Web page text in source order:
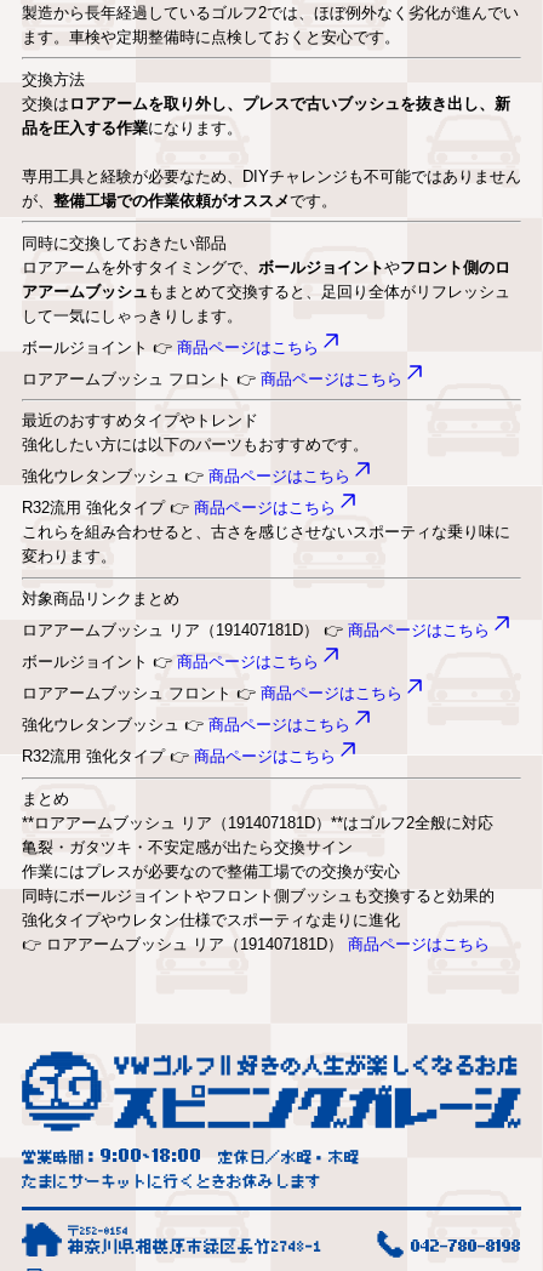
製造から長年経過しているゴルフ2では、ほぼ例外なく劣化が進んでい
ます。車検や定期整備時に点検しておくと安心です。
交換方法
交換は ロアアームを取り外し、プレスで古いブッシュを抜き出し、新
品を圧入する作業になります。
専用工具と経験が必要なため、DIYチャレンジも不可能ではありません
が、 整備工場での作業依頼がオススメです。
同時に交換しておきたい部品
ロアアームを外すタイミングで、 ボールジョイントやフロント側のロ
アアームブッシュ もまとめて交換すると、足回り全体がリフレッシュ
して一気にしゃっきりします。
ボールジョイント 👉 商品ページはこちら
ロアアームブッシュ フロント 👉 商品ページはこちら
最近のおすすめタイプやトレンド
強化したい方には以下のパーツもおすすめです。
強化ウレタンブッシュ 👉 商品ページはこちら
R32流用 強化タイプ 👉 商品ページはこちら
これらを組み合わせると、古さを感じさせないスポーティな乗り味に
変わります。
対象商品リンクまとめ
ロアアームブッシュ リア（191407181D） 👉 商品ページはこちら
ボールジョイント 👉 商品ページはこちら
ロアアームブッシュ フロント 👉 商品ページはこちら
強化ウレタンブッシュ 👉 商品ページはこちら
R32流用 強化タイプ 👉 商品ページはこちら
まとめ
**ロアアームブッシュ リア（191407181D）**はゴルフ2全般に対応
亀裂・ガタツキ・不安定感が出たら交換サイン
作業にはプレスが必要なので整備工場での交換が安心
同時にボールジョイントやフロント側ブッシュも交換すると効果的
強化タイプやウレタン仕様でスポーティな走りに進化
👉 ロアアームブッシュ リア（191407181D） 商品ページはこちら
営業時間： 9:00~18:00
定休日／水曜・木曜
たまにサーキットに行くときお休みします
〒252-0154
神奈川県相模原市緑区長竹2748-1 042-780-8198